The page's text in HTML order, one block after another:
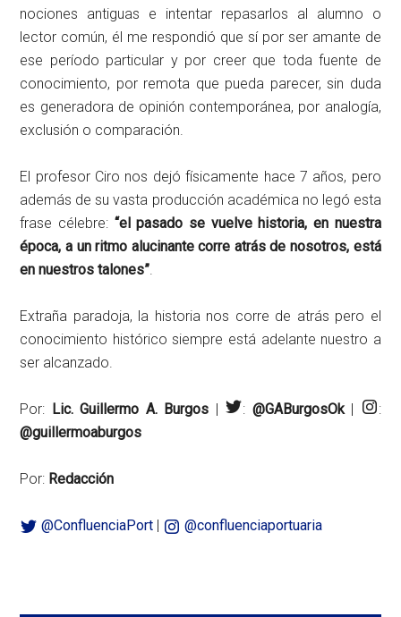
nociones antiguas e intentar repasarlos al alumno o
lector común, él me respondió que sí por ser amante de
ese período particular y por creer que toda fuente de
conocimiento, por remota que pueda parecer, sin duda
es generadora de opinión contemporánea, por analogía,
exclusión o comparación.
El profesor Ciro nos dejó físicamente hace 7 años, pero
además de su vasta producción académica no legó esta
frase célebre: “el pasado se vuelve historia, en nuestra
época, a un ritmo alucinante corre atrás de nosotros, está
en nuestros talones”.
Extraña paradoja, la historia nos corre de atrás pero el
conocimiento histórico siempre está adelante nuestro a
ser alcanzado.
Por: Lic. Guillermo A. Burgos | : @GABurgosOk|
:
@guillermoaburgos
Por: Redacción
@ConfluenciaPort | @confluenciaportuaria